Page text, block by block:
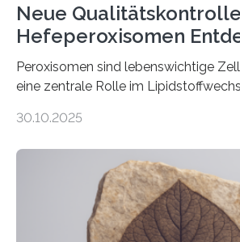
Neue
Hefeperoxisomen
Peroxisomen sind lebenswichtige
eine zentrale Rolle im
erfüllen können, müssen zahlreiche
der Ruhr-Universität Bochum um
und Dr. Ismaila Francis Yusuf hat nun
unbekannten
peroxisomalen Proteintransports in
30.10.2025